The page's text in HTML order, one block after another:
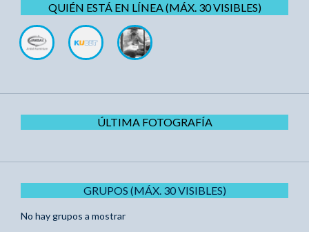
QUIÉN ESTÁ EN LÍNEA (MÁX. 30 VISIBLES)
ÚLTIMA FOTOGRAFÍA
GRUPOS (MÁX. 30 VISIBLES)
No hay grupos a mostrar